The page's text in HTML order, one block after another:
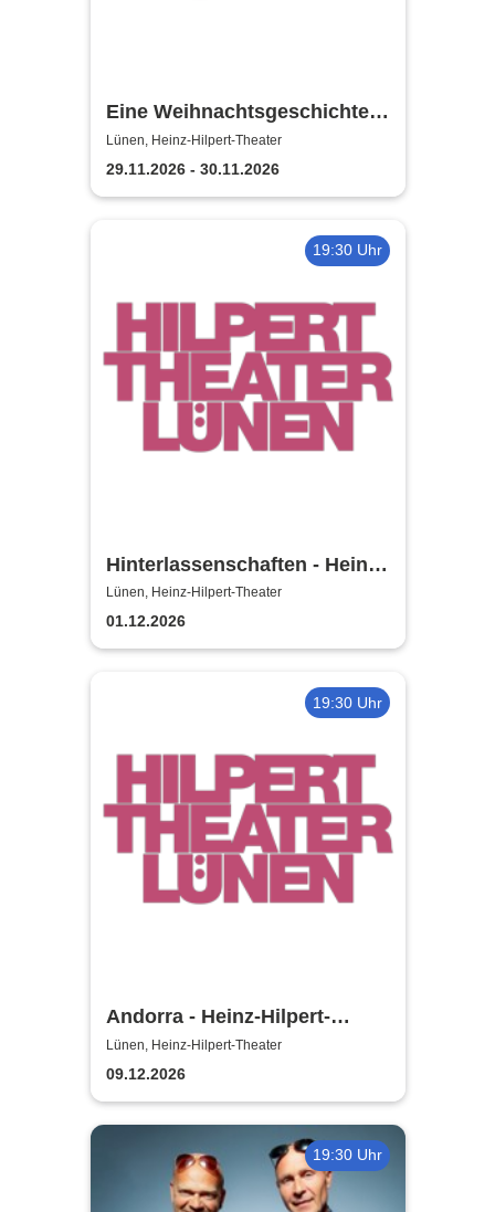
Eine Weihnachtsgeschichte -
Heinz-Hilpert-Theater Lünen
Lünen, Heinz-Hilpert-Theater
29.11.2026 - 30.11.2026
19:30 Uhr
Hinterlassenschaften - Heinz-
Hilpert-Theater
Lünen, Heinz-Hilpert-Theater
01.12.2026
19:30 Uhr
Andorra - Heinz-Hilpert-
Theater
Lünen, Heinz-Hilpert-Theater
09.12.2026
19:30 Uhr